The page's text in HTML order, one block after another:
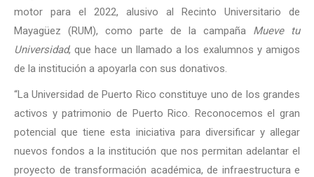
motor para el 2022, alusivo al Recinto Universitario de
Mayagüez (RUM), como parte de la campaña Mueve tu
Universidad, que hace un llamado a los exalumnos y amigos
de la institución a apoyarla con sus donativos.
“La Universidad de Puerto Rico constituye uno de los grandes
activos y patrimonio de Puerto Rico. Reconocemos el gran
potencial que tiene esta iniciativa para diversificar y allegar
nuevos fondos a la institución que nos permitan adelantar el
proyecto de transformación académica, de infraestructura e